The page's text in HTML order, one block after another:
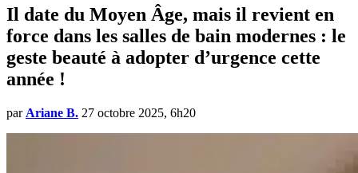
Il date du Moyen Âge, mais il revient en
force dans les salles de bain modernes : le
geste beauté à adopter d’urgence cette
année !
par Ariane B. 27 octobre 2025, 6h20